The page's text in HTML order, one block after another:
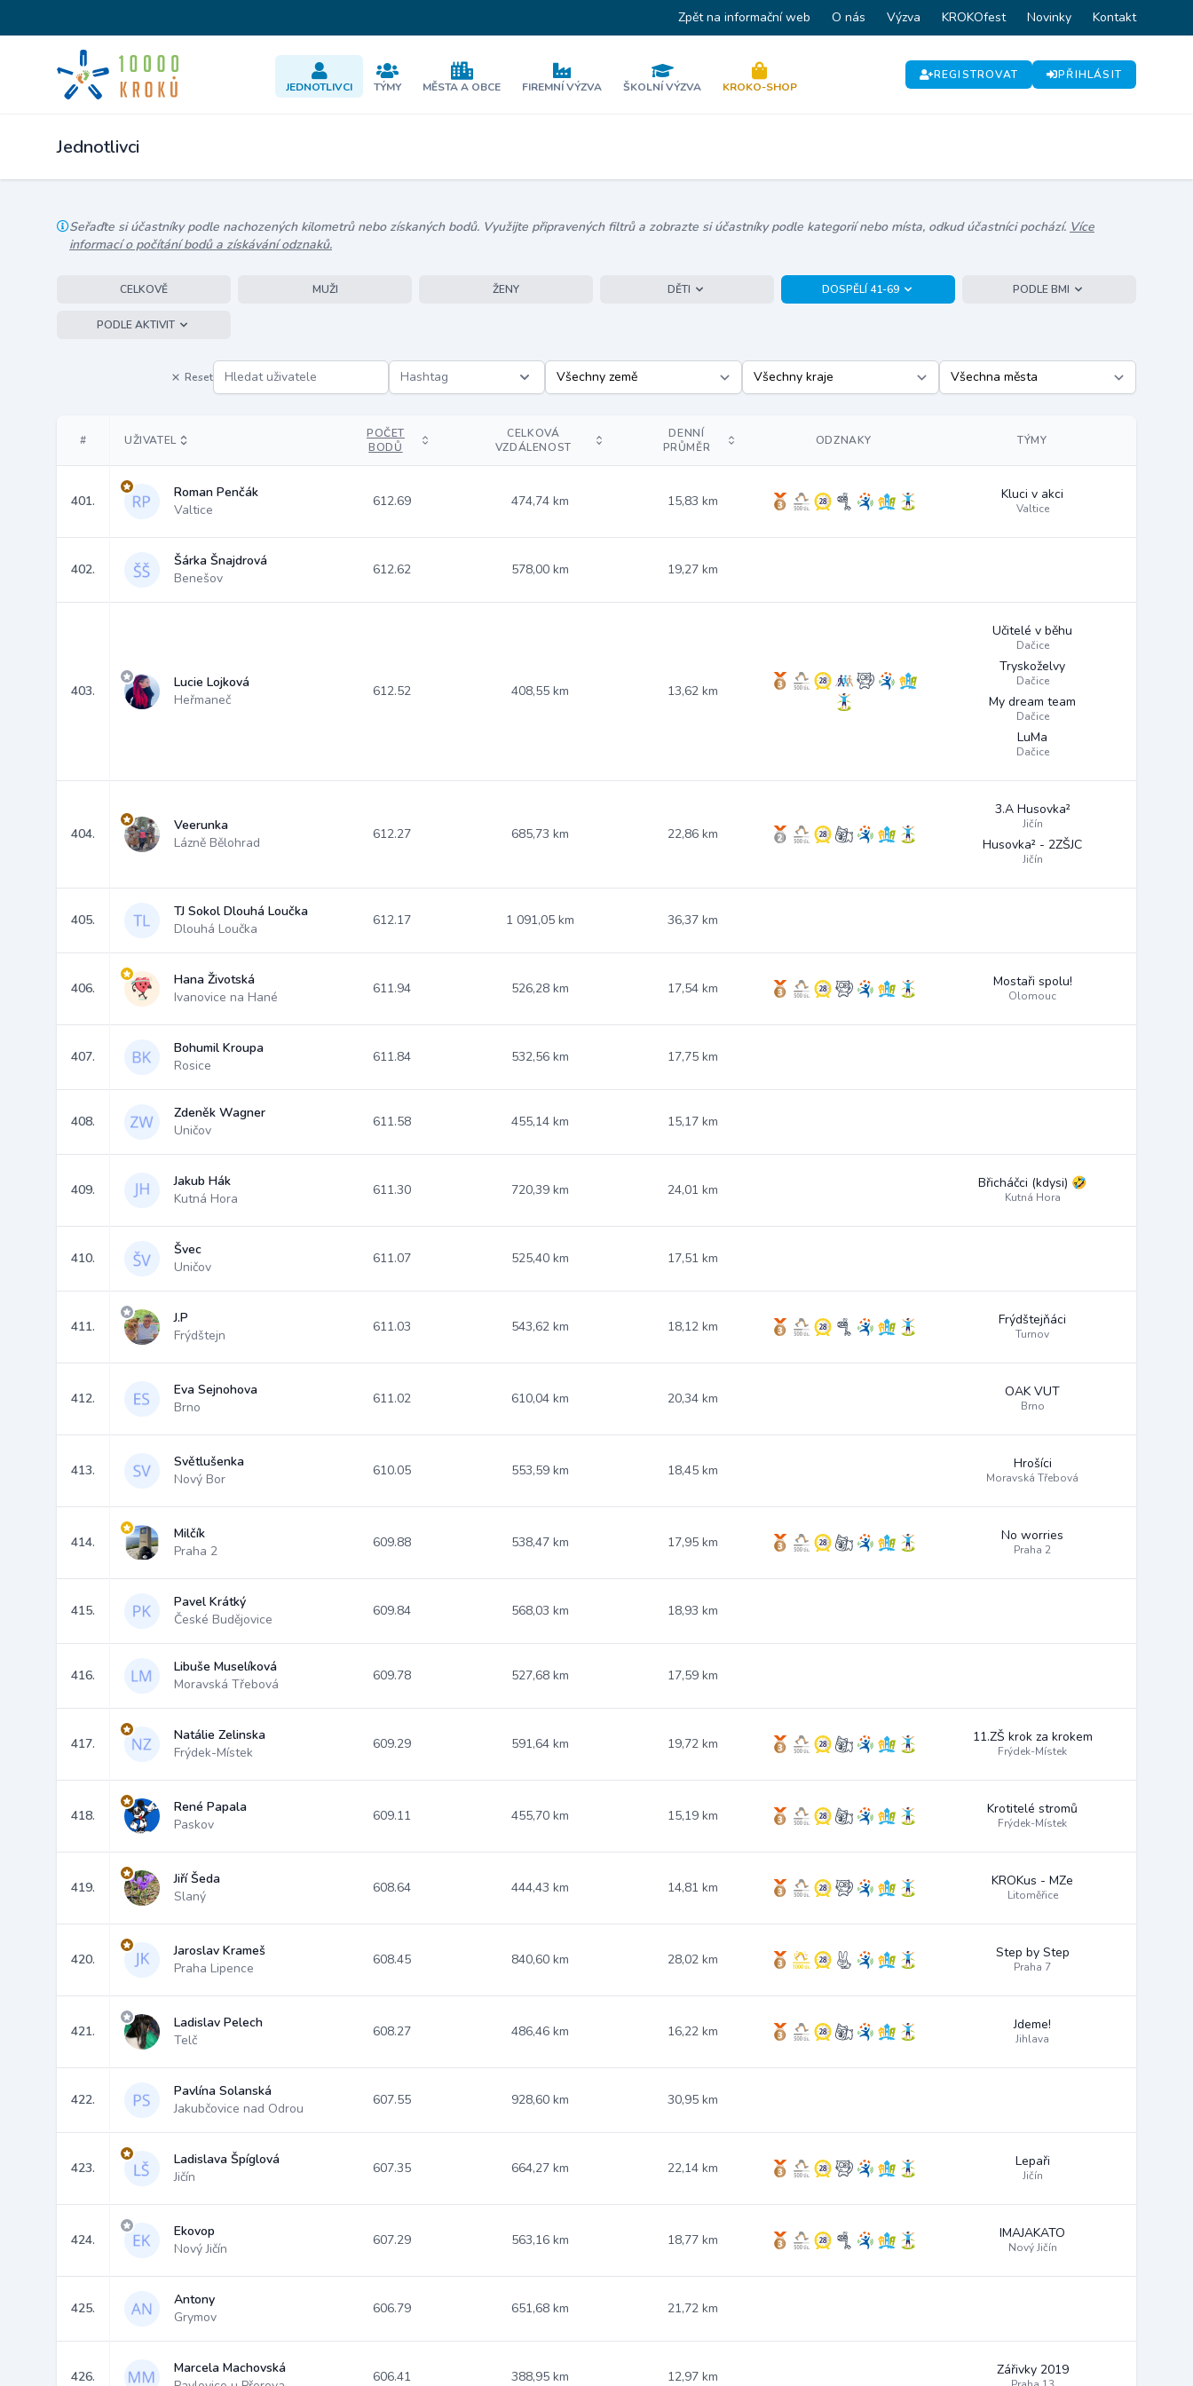
Zpět na informační web O nás Výzva KROKOfest Novinky Kontakt
JEDNOTLIVCI TÝMY MĚSTA A OBCE FIREMNÍ VÝZVA ŠKOLNÍ VÝZVA KROKO-SHOP
REGISTROVAT PŘIHLÁSIT
Jednotlivci
Seřaďte si účastníky podle nachozených kilometrů nebo získaných bodů. Využijte připravených filtrů a zobrazte si účastníky podle kategorií nebo místa, odkud účastníci pochází. Více
informací o počítání bodů a získávání odznaků.
CELKOVĚ MUŽI ŽENY DĚTI DOSPĚLÍ 41-69 PODLE BMI
PODLE AKTIVIT
Reset Hashtag
# UŽIVATEL
POČET
BODŮ
CELKOVÁ
VZDÁLENOST
DENNÍ
PRŮMĚR
ODZNAKY TÝMY
401.
Roman Penčák
Valtice
612.69 474,74 km 15,83 km Kluci v akci
Valtice
402.
Šárka Šnajdrová
Benešov
612.62 578,00 km 19,27 km
403.
Lucie Lojková
Heřmaneč
612.52 408,55 km 13,62 km
Učitelé v běhu
Dačice
Tryskoželvy
Dačice
My dream team
Dačice
LuMa
Dačice
404.
Veerunka
Lázně Bělohrad
612.27 685,73 km 22,86 km
3.A Husovka²
Jičín
Husovka² - 2ZŠJC
Jičín
405.
TJ Sokol Dlouhá Loučka
Dlouhá Loučka
612.17 1 091,05 km 36,37 km
406.
Hana Životská
Ivanovice na Hané
611.94 526,28 km 17,54 km Mostaři spolu!
Olomouc
407.
Bohumil Kroupa
Rosice
611.84 532,56 km 17,75 km
408.
Zdeněk Wagner
Uničov
611.58 455,14 km 15,17 km
409.
Jakub Hák
Kutná Hora
611.30 720,39 km 24,01 km Břicháčci (kdysi) 🤣
Kutná Hora
410.
Švec
Uničov
611.07 525,40 km 17,51 km
411.
J.P
Frýdštejn
611.03 543,62 km 18,12 km Frýdštejňáci
Turnov
412.
Eva Sejnohova
Brno
611.02 610,04 km 20,34 km OAK VUT
Brno
413.
Světlušenka
Nový Bor
610.05 553,59 km 18,45 km Hrošíci
Moravská Třebová
414.
Milčík
Praha 2
609.88 538,47 km 17,95 km No worries
Praha 2
415.
Pavel Krátký
České Budějovice
609.84 568,03 km 18,93 km
416.
Libuše Muselíková
Moravská Třebová
609.78 527,68 km 17,59 km
417.
Natálie Zelinska
Frýdek-Místek
609.29 591,64 km 19,72 km 11.ZŠ krok za krokem
Frýdek-Místek
418.
René Papala
Paskov
609.11 455,70 km 15,19 km Krotitelé stromů
Frýdek-Místek
419.
Jiří Šeda
Slaný
608.64 444,43 km 14,81 km KROKus - MZe
Litoměřice
420.
Jaroslav Krameš
Praha Lipence
608.45 840,60 km 28,02 km Step by Step
Praha 7
421.
Ladislav Pelech
Telč
608.27 486,46 km 16,22 km Jdeme!
Jihlava
422.
Pavlína Solanská
Jakubčovice nad Odrou
607.55 928,60 km 30,95 km
423.
Ladislava Špíglová
Jičín
607.35 664,27 km 22,14 km Lepaři
Jičín
424.
Ekovop
Nový Jičín
607.29 563,16 km 18,77 km IMAJAKATO
Nový Jičín
425.
Antony
Grymov
606.79 651,68 km 21,72 km
426.
Marcela Machovská
606.41 388,95 km 12,97 km Zářivky 2019